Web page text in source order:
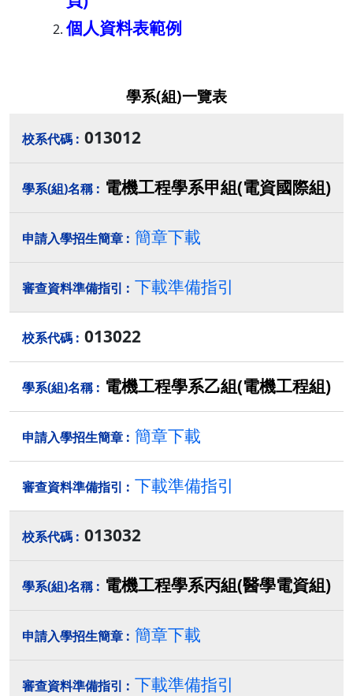
個人資料表範例
學系(組)一覽表
013012
電機工程學系甲組(電資國際組)
簡章下載
下載準備指引
013022
電機工程學系乙組(電機工程組)
簡章下載
下載準備指引
013032
電機工程學系丙組(醫學電資組)
簡章下載
下載準備指引